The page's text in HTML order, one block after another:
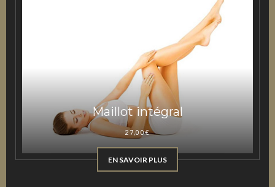
Maillot intégral
27,00€
EN SAVOIR PLUS